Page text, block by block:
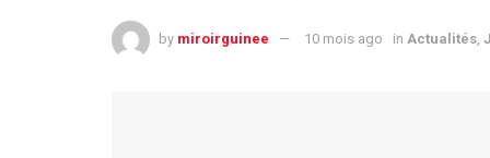
by miroirguinee 10 mois ago in Actualités,